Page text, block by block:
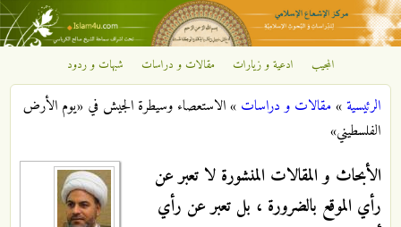
تجاوز إلى المحتوى الرئيسي
مركز
الإشعاع
الإسلامي
المجيب ادعية و زيارات مقالات و دراسات شبهات و ردود
أنت هنا
الرئيسية»مقالات و دراسات »الاستعصاء وسيطرة الجيش في «يوم الأرض
الفلسطيني»
الأبحاث و المقالات المنشورة لا تعبر عن
رأي الموقع بالضرورة ، بل تعبر عن رأي